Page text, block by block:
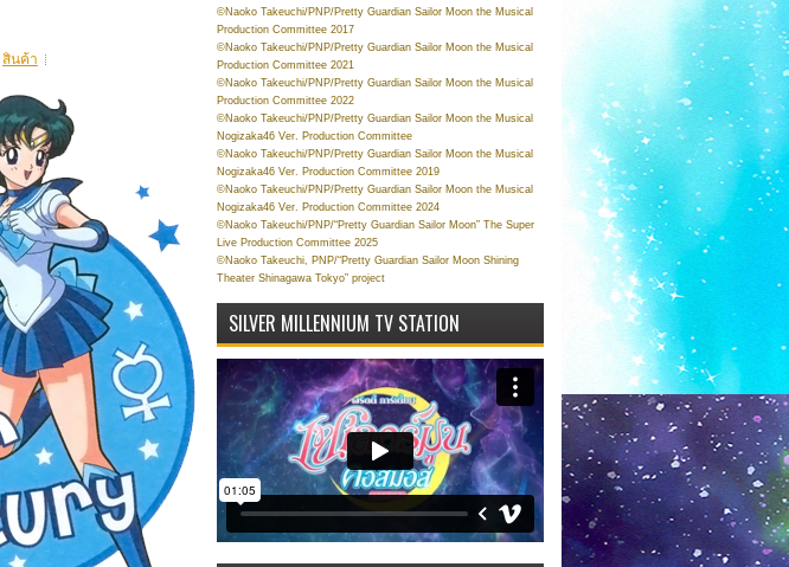
สินค้า
©Naoko Takeuchi/PNP/Pretty Guardian Sailor Moon the Musical
Production Committee 2017
©Naoko Takeuchi/PNP/Pretty Guardian Sailor Moon the Musical
Production Committee 2021
©Naoko Takeuchi/PNP/Pretty Guardian Sailor Moon the Musical
Production Committee 2022
©Naoko Takeuchi/PNP/Pretty Guardian Sailor Moon the Musical
Nogizaka46 Ver. Production Committee
©Naoko Takeuchi/PNP/Pretty Guardian Sailor Moon the Musical
Nogizaka46 Ver. Production Committee 2019
©Naoko Takeuchi/PNP/Pretty Guardian Sailor Moon the Musical
Nogizaka46 Ver. Production Committee 2024
©Naoko Takeuchi/PNP/“Pretty Guardian Sailor Moon” The Super
Live Production Committee 2025
©Naoko Takeuchi, PNP/“Pretty Guardian Sailor Moon Shining
Theater Shinagawa Tokyo” project
SILVER MILLENNIUM TV STATION